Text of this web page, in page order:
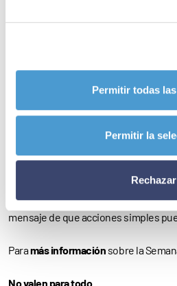
Permitir todas
Permitir la
Rechazar
el Uso de los Antibióticos tendrá por
reconocida
mundialmente;
necesidad de
; aumentar el
mensaje de que acciones simples
Paramás información sobre la
No valen para todo